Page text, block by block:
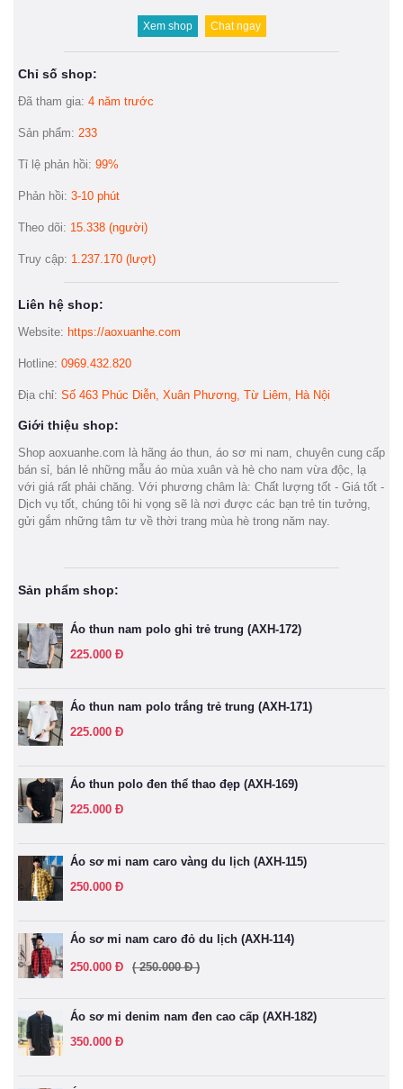
Xem shop Chat ngay
Chỉ số shop:
Đã tham gia: 4 năm trước
Sản phẩm: 233
Tỉ lệ phản hồi: 99%
Phản hồi: 3-10 phút
Theo dõi: 15.338 (người)
Truy cập: 1.237.170 (lượt)
Liên hệ shop:
Website: https://aoxuanhe.com
Hotline: 0969.432.820
Địa chỉ: Số 463 Phúc Diễn, Xuân Phương, Từ Liêm, Hà Nội
Giới thiệu shop:
Shop aoxuanhe.com là hãng áo thun, áo sơ mi nam, chuyên cung cấp
bán sỉ, bán lẻ những mẫu áo mùa xuân và hè cho nam vừa độc, lạ
với giá rất phải chăng. Với phương châm là: Chất lượng tốt - Giá tốt -
Dịch vụ tốt, chúng tôi hi vọng sẽ là nơi được các bạn trẻ tin tưởng,
gửi gắm những tâm tư về thời trang mùa hè trong năm nay.
Sản phẩm shop:
Áo thun nam polo ghi trẻ trung (AXH-172)
225.000 Đ
Áo thun nam polo trắng trẻ trung (AXH-171)
225.000 Đ
Áo thun polo đen thể thao đẹp (AXH-169)
225.000 Đ
Áo sơ mi nam caro vàng du lịch (AXH-115)
250.000 Đ
Áo sơ mi nam caro đỏ du lịch (AXH-114)
250.000 Đ ( 250.000 Đ )
Áo sơ mi denim nam đen cao cấp (AXH-182)
350.000 Đ